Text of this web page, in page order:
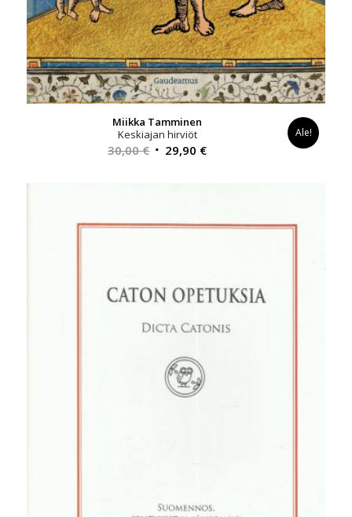
Miikka Tamminen
Keskiajan hirviöt
30,00€ Alkuperäinen
29,90 €Nykyinen
Ale!